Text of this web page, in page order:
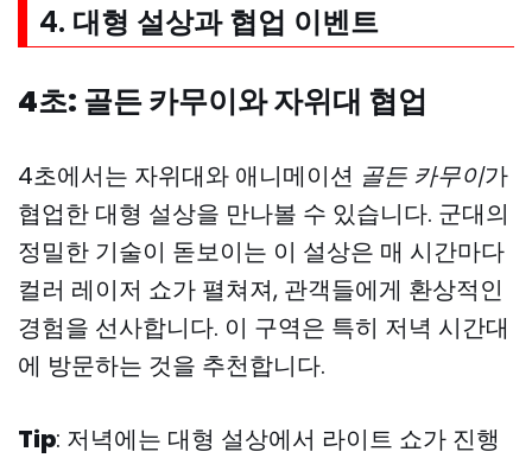
4. 대형 설상과 협업 이벤트
4초: 골든 카무이와 자위대 협업
4초에서는 자위대와 애니메이션 골든 카무이가
협업한 대형 설상을 만나볼 수 있습니다. 군대의
정밀한 기술이 돋보이는 이 설상은 매 시간마다
컬러 레이저 쇼가 펼쳐져, 관객들에게 환상적인
경험을 선사합니다. 이 구역은 특히 저녁 시간대
에 방문하는 것을 추천합니다.
Tip: 저녁에는 대형 설상에서 라이트 쇼가 진행